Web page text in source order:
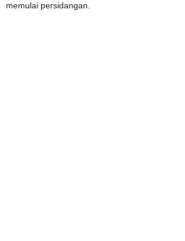
memulai persidangan.